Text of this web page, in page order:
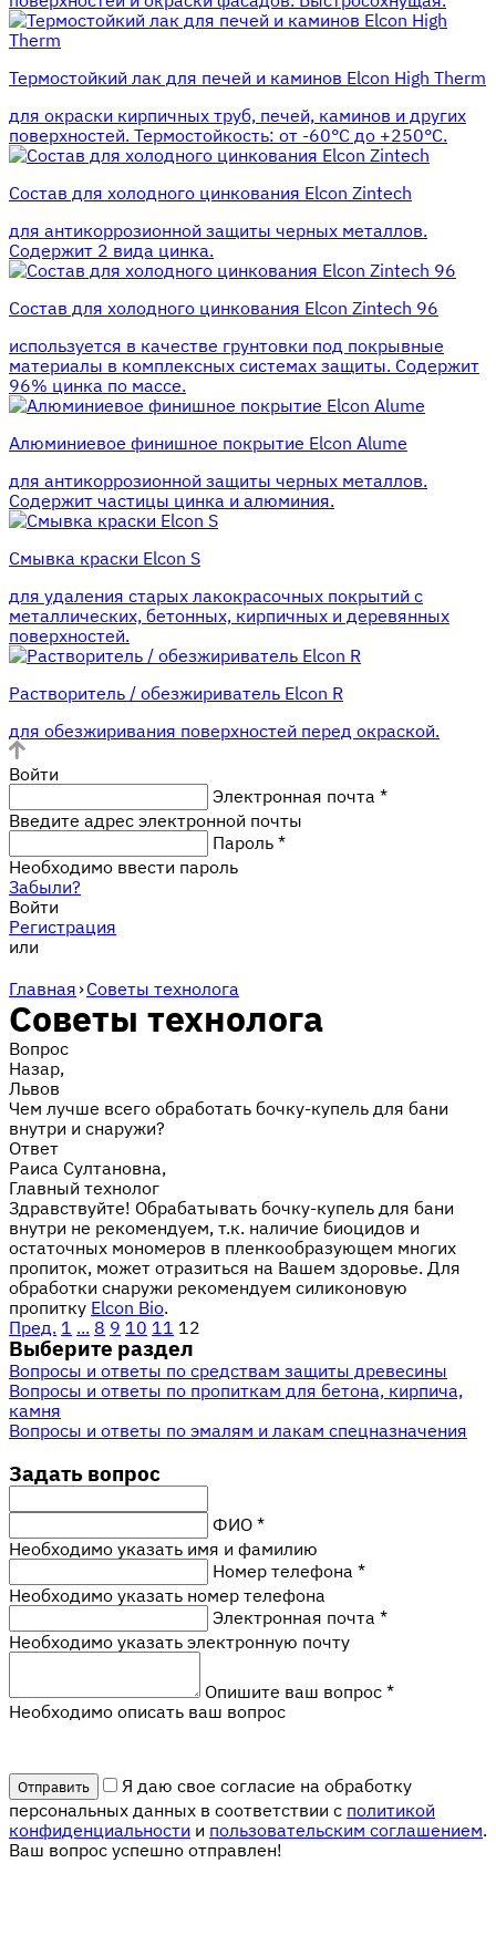
Термостойкий лак для печей и каминов Elcon High Therm
для окраски кирпичных труб, печей, каминов и других
поверхностей. Термостойкость: от -60°С до +250°С.
Состав для холодного цинкования Elcon Zintech
для антикоррозионной защиты черных металлов.
Содержит 2 вида цинка.
Состав для холодного цинкования Elcon Zintech 96
используется в качестве грунтовки под покрывные
материалы в комплексных системах защиты. Cодержит
96% цинка по массе.
Алюминиевое финишное покрытие Elcon Alume
для антикоррозионной защиты черных металлов.
Содержит частицы цинка и алюминия.
Смывка краски Elcon S
для удаления старых лакокрасочных покрытий с
металлических, бетонных, кирпичных и деревянных
поверхностей.
Растворитель / обезжириватель Elcon R
для обезжиривания поверхностей перед окраской.
Войти
Электронная почта *
Введите адрес электронной почты
Пароль *
Необходимо ввести пароль
Забыли?
Войти
Регистрация
или
Главная ›Советы технолога
Советы технолога
Вопрос
Назар,
Львов
Чем лучше всего обработать бочку-купель для бани
внутри и снаружи?
Ответ
Раиса Султановна,
Главный технолог
Здравствуйте! Обрабатывать бочку-купель для бани
внутри не рекомендуем, т.к. наличие биоцидов и
остаточных мономеров в пленкообразующем многих
пропиток, может отразиться на Вашем здоровье. Для
обработки снаружи рекомендуем силиконовую
пропитку Elcon Bio.
Пред. 1 ... 8 9 10 11 12
Выберите раздел
Вопросы и ответы по средствам защиты древесины
Вопросы и ответы по пропиткам для бетона, кирпича,
камня
Вопросы и ответы по эмалям и лакам спецназначения
Задать вопрос
ФИО *
Необходимо указать имя и фамилию
Номер телефона *
Необходимо указать номер телефона
Электронная почта *
Необходимо указать электронную почту
Опишите ваш вопрос *
Необходимо описать ваш вопрос
Я даю свое согласие на обработку
персональных данных в соответствии с политикой
конфиденциальности и пользовательским соглашением.
Ваш вопрос успешно отправлен!